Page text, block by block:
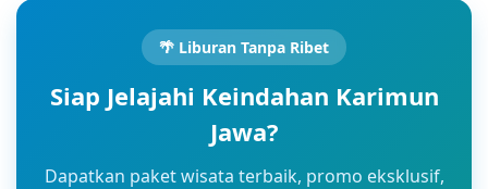
🌴 Liburan Tanpa Ribet
Siap Jelajahi Keindahan Karimun
Jawa?
Dapatkan paket wisata terbaik, promo eksklusif,